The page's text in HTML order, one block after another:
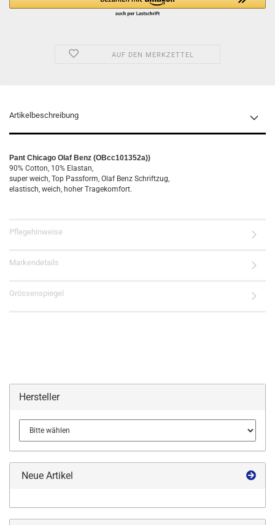
AUF DEN MERKZETTEL
Artikelbeschreibung
Pant Chicago Olaf Benz (OBcc101352a))
90% Cotton, 10% Elastan,
super weich, Top Passform, Olaf Benz Schriftzug,
elastisch, weich, hoher Tragekomfort.
Pflegehinweise
Markendetails
Grössenspiegel
Hersteller
Neue Artikel